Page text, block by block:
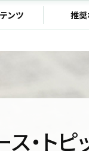
ンツ 推奨
ス・トピ